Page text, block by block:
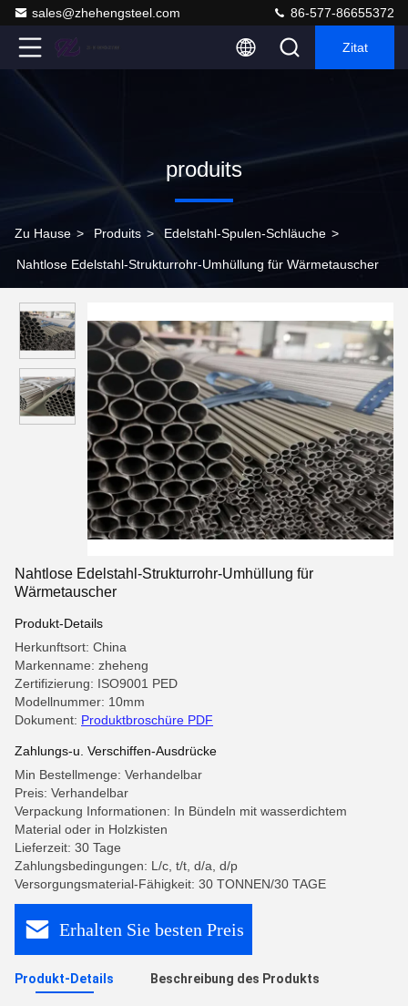
sales@zhehengsteel.com 86-577-86655372
Zitat
produits
Zu Hause > Produits > Edelstahl-Spulen-Schläuche >
Nahtlose Edelstahl-Strukturrohr-Umhüllung für Wärmetauscher
Nahtlose Edelstahl-Strukturrohr-Umhüllung für
Wärmetauscher
Produkt-Details
Herkunftsort: China
Markenname: zheheng
Zertifizierung: ISO9001 PED
Modellnummer: 10mm
Dokument: Produktbroschüre PDF
Zahlungs-u. Verschiffen-Ausdrücke
Min Bestellmenge: Verhandelbar
Preis: Verhandelbar
Verpackung Informationen: In Bündeln mit wasserdichtem
Material oder in Holzkisten
Lieferzeit: 30 Tage
Zahlungsbedingungen: L/c, t/t, d/a, d/p
Versorgungsmaterial-Fähigkeit: 30 TONNEN/30 TAGE
Erhalten Sie besten Preis
Produkt-Details Beschreibung des Produkts